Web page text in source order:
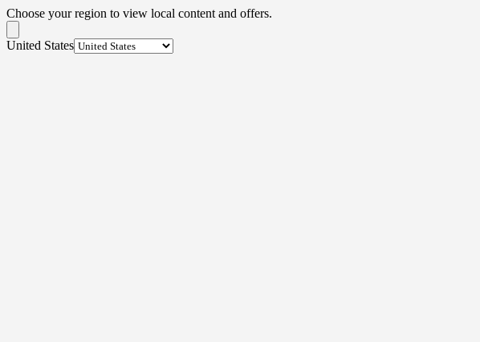
Choose your region to view local content and offers.
United States